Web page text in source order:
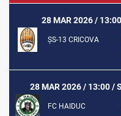
28 MAR 2026 /
ȘS-13 CRICOVA
28 MAR 2026 / 13:00 /
FC HAIDUC